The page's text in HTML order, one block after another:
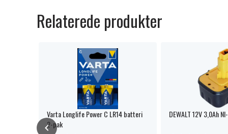
Relaterede produkter
Varta Longlife Power C LR14 batteri
2-pak
DEWALT 12V 3,0Ah